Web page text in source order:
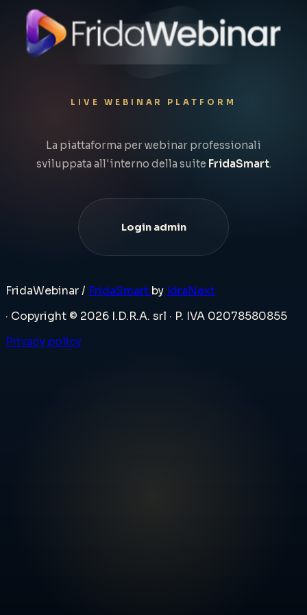
LIVE WEBINAR PLATFORM
La piattaforma per webinar professionali
sviluppata all'interno della suite FridaSmart.
Login admin
FridaWebinar/ FridaSmart by IdraNext
· Copyright © 2026 I.D.R.A. srl · P. IVA 02078580855
Privacy policy